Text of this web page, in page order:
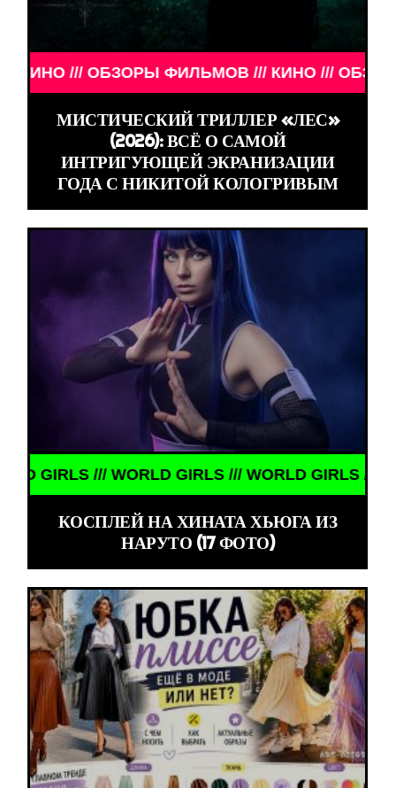
/// ОБЗОРЫ ФИЛЬМОВ /// КИНО /// ОБЗОРЫ
МИСТИЧЕСКИЙ ТРИЛЛЕР «ЛЕС»
(2026): ВСЁ О САМОЙ
ИНТРИГУЮЩЕЙ ЭКРАНИЗАЦИИ
ГОДА С НИКИТОЙ КОЛОГРИВЫМ
GIRLS /// WORLD GIRLS /// WORLD GIRLS ///
КОСПЛЕЙ НА ХИНАТА ХЬЮГА ИЗ
НАРУТО (17 ФОТО)